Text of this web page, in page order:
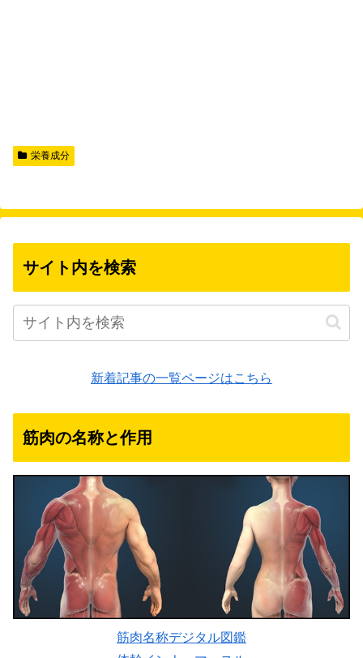
栄養成分
サイト内を検索
新着記事の一覧ページはこちら
筋肉の名称と作用
筋肉名称デジタル図鑑